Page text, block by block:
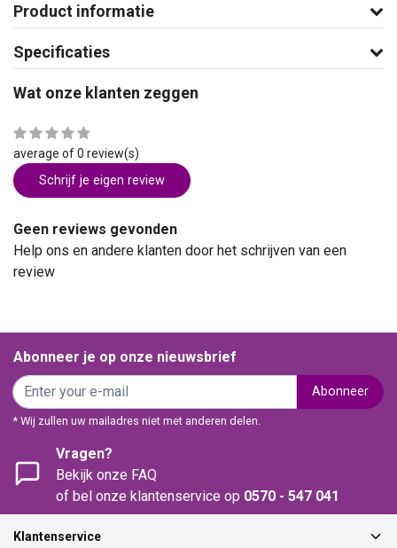
Product informatie
Specificaties
Wat onze klanten zeggen
average of 0 review(s)
Schrijf je eigen review
Geen reviews gevonden
Help ons en andere klanten door het schrijven van een
review
Abonneer je op onze nieuwsbrief
Abonneer
* Wij zullen uw mailadres niet met anderen delen.
Vragen?
Bekijk onze FAQ
of bel onze klantenservice op 0570 - 547 041
Klantenservice